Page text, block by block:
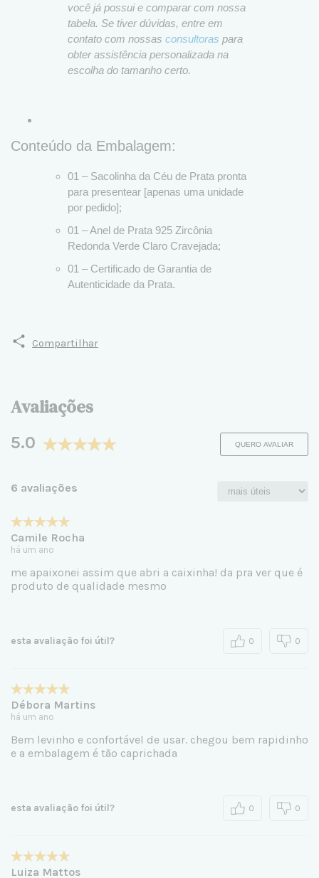
você já possui e comparar com nossa
tabela. Se tiver dúvidas, entre em
contato com nossas consultoras para
obter assistência personalizada na
escolha do tamanho certo.
Conteúdo da Embalagem:
01 – Sacolinha da Céu de Prata pronta
para presentear [apenas uma unidade
por pedido];
01 – Anel de Prata 925 Zircônia
Redonda Verde Claro Cravejada;
01 – Certificado de Garantia de
Autenticidade da Prata.
Compartilhar
Avaliações
5.0 QUERO AVALIAR
6 avaliações
Camile Rocha
há um ano
me apaixonei assim que abri a caixinha! da pra ver que é
produto de qualidade mesmo
esta avaliação foi útil? 0 0
Débora Martins
há um ano
Bem levinho e confortável de usar. chegou bem rapidinho
e a embalagem é tão caprichada
esta avaliação foi útil? 0 0
Luiza Mattos